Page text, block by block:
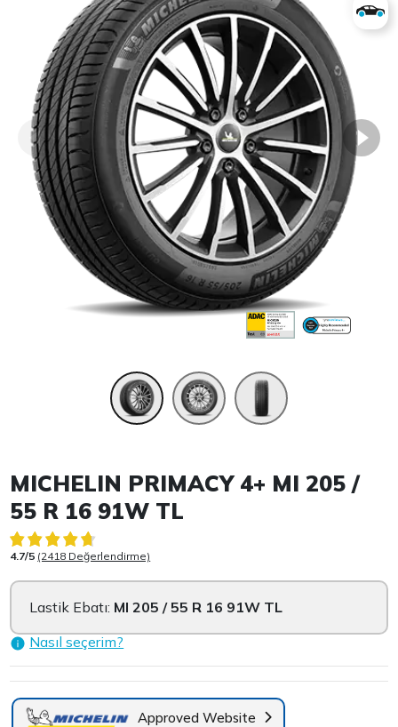
Item 1 of 3
MICHELIN PRIMACY 4+ MI 205 /
55 R 16 91W TL
4.7/5 (2418 Değerlendirme)
Lastik Ebatı: MI 205 / 55 R 16 91W TL
Nasıl seçerim?
Approved Website